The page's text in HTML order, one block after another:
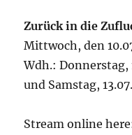
Zurück in die
Mittwoch, den
Wdh.: Donnerstag,
und Samstag,
Stream online